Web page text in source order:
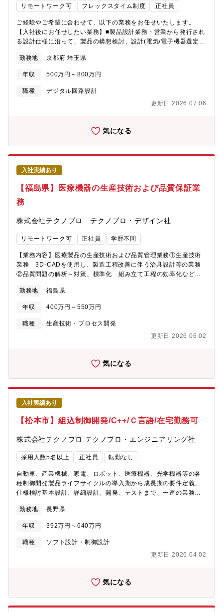
署、人達との交流による人脈形成が可能です。・北米、欧米、ア
ジアなど海外拠点とのやり取りを通じたグローバル人財としての
成長を実感できます。【募集背景】高分解能FEB測長装置は、半
導体製造メーカーなどへの納入台数が毎年増加しております。顧
客へ提供する製品・サービス品質を高め、品質保証体制を強化す
をお手伝いします」という日立ハイテクミッションの志をもつ新
保証部■人数内訳・評価解析品質保証部 118名・高分解能FEB測
長装置担当 27名（平均年齢44歳 最年長58歳、最年少28歳)※現
統計的品質管理など）を取り入れ、既存業務をバージョンアップ
ートワーク可能（基本出社になります）■残業時間 30時間程度/
月、多い月で45時間■休日対応 年に数回（休日出勤された場合は
必ず代休取得）■出張 国内出張：半年に1回（1泊程度）
海外出張：1年に1回程度（滞在は1週間程度）■夜間対応、呼び出
し 無し■マイカー通勤可能※通退勤の時間帯には15~20分程度の
間隔で日立グループ巡回バスも運行しています。【教育・育成支
援】キャリア入社者向け育成プログラム、階層別研修、集合研
修、外部講座受講による自己開発（費用会社負担）など
リモートワーク可 フレックスタイム制度 正社員
ご経験やご希望に合わせて、以下の業務をお任せいたします。
【入社後にお任せしたい業務】■製品設計業務・営業から発行され
る設計仕様に沿って、製品の構想検討、設計(電気/電子機器選定、
デバイスの検査キット、評価ボード、ICソケットの付随製品(基板
等)〈工程〉１．基本設計顧客の評価装置(キット)の過去モデルの
改造要求に対して、電気/電子回路の設計を対応いただきます。
２．応用設計顧客の抽象的な要望に対して、具体的な提案をする
名、及び外部コンサルの助言があり、設計技術力を高めながら業
力会社との協業作業もあります。■機械設計業務（１で工数が埋ま
らない場合）機械の基本設計を対応いただきます。※設計の基礎
知識、CAD操作方法、設計要件などは社員が丁寧に教育しますの
で、興味、やる気があれば経験は不要です。■製品開発業務顧客提
案用途の新しい製品、機構を開発する為に、試作、評価、解析を
行います。■受注案件手配業務顧客の注文書を基に、生産管理Tへ
手配書を発行します(事務作業)。他部門、協力会社、お客様、営業
との打合せが発生いたします。【将来的にお願いしたい業務】従
来のICソケットのみの提供だけでなく、周辺機材を取り入れる予
協業で、装置及び電子制御システムの開発の実施、進捗管理を行
います。・メカトロニクスにおける、ハード(メカ)とソフト(制御)
の仕組み理解と採用の提案や設計を行います。■上記分野における
テム】・事務一般：Microsoft-office・受注処理関連：Dr.、
MESLINK・設計関連：2D-CAD AutoCAD、3D-CAD
solidworks・解析関連：solidworks-simulation、ANSYS、
MARC"【配属先】Testsolution 営業技術グループ■人数 8名■内
代 3名/50代 1名/60代 1名)※埼玉本社での配属も可能です。希望
ため、ローテーションで京都に1名はメンバーが在中する予定で
す。【組織について】■サポートし合う姿勢のメンバーが多く、会
大に伴いエンジニアリソース補充【魅力】■ほぼ内製（設計は外注
もり→工法検討(生産技術)→製作”の一連の流れについて、全てを
る為のスキルアップを図る環境として優れている職場と言えま
出社※スポットでの利用は可能ですが上長の承認が必要になりま
り、自動車/半導体/通信/ライフサイエンスなどの幅広い領域に製
ドアップのニーズに即応するために設立されました。■主に2つの
事業、AV機器・OA機器・光学機器・電子機器制御機器・自動車・
通信機器などの開発試作サポート、デバイス開発支援ソケット／
パネル（セル）点灯検査用ソケットの設計製作を行っておりま
る業界にコネクションを持っている試作専業企業でもございま
車・医療・家電など多様な業界の製品開発を支えています。
勤務地 京都府 埼玉県
年収 500万円～800万円
職種
デジタル回路設計
更新日 2026.07.06
気になる
入社実績あり
【福島県】医療機器の生産技術および品質保証業
務
株式会社テクノプロ テクノプロ・デザイン社
リモートワーク可 正社員 学歴不問
【業務内容】医療製品の生産技術および品質管理業務①生産技術
業務 3D-CADを使用し、製造工程改善に伴う治具設計等の業務
②品質問題の解析～対策、標準化 組み立て工程の効率化などを
業務、生産工程～設備導入の業務。
勤務地 福島県
年収 400万円～550万円
職種
生産技術・プロセス開発
更新日 2026.06.02
気になる
入社実績あり
【松本市】組込制御開発/C++/Ｃ言語/在宅勤務可
株式会社テクノプロ テクノプロ・エンジニアリング社
採用人数5名以上 正社員 転勤なし
自動車、産業機械、家電、ロボット、医療機器、光学機器等の各
種制御開発製品ライフサイクルの導入期から成長期の要件定義、
仕様検討基本設計、詳細設計、開発、テストまで、一連の業務を
の業務を経験できますので、先端の技術に関わりご自身の能力を
高める事ができます。使用言語：Ｃ＋＋／Ｃ言語※実機を伴わな
い場合、在宅での勤務を希望する場合も相談に応じます。
勤務地 長野県
年収 392万円～640万円
職種
ソフト設計・制御設計
更新日 2026.04.02
気になる